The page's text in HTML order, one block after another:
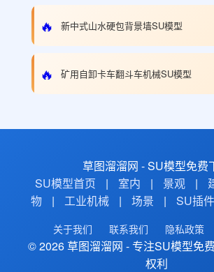
🔥 新中式山水硬包背景墙SU模型
🔥 矿用自卸卡车翻斗车机械SU模型
草图溜溜网 - SU模型免费
SU模型首页
| 室内 | 景观 |
物
| 工业机械 | 场景 | SU插件
关于我们 联系我们 隐私政策
© 2026 草图溜溜网 - 专注SU模型免
权利